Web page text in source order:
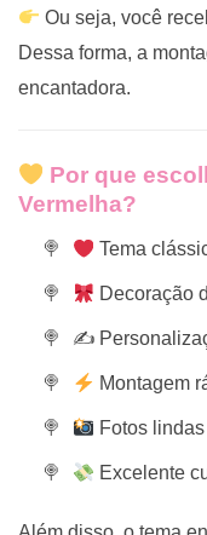
Ou seja, você
Dessa forma, a
encantadora.
Por que
Vermelha?
Tema
Decoração
✍️
Montagem
Fotos
Excelente